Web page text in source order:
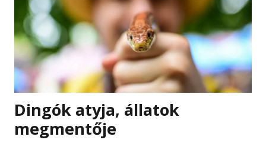
Dingók atyja, állatok
megmentője